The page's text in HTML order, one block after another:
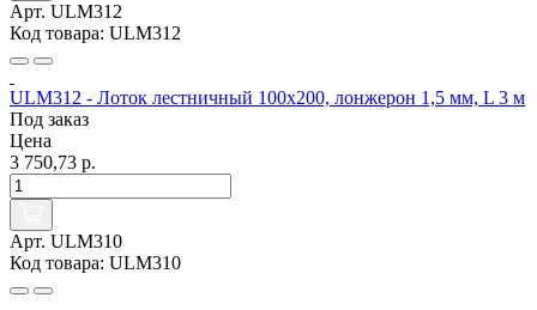
Арт. ULM312
Код товара: ULM312
ULM312 - Лоток лестничный 100х200, лонжерон 1,5 мм, L 3 м
Под заказ
Цена
3 750,73 р.
Арт. ULM310
Код товара: ULM310